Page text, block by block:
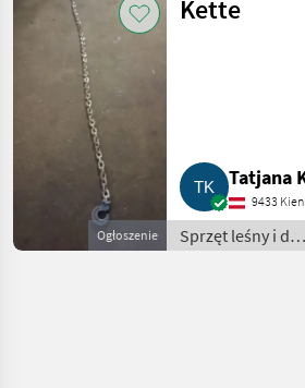
Łańcuchy leśne
Ogłoszenie
Kette
Tatjana
9433
Sprzęt leśny i do
obróbki drewna